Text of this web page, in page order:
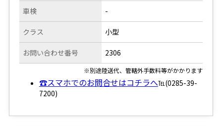
車検
クラス
お問い合わせ番号
-
小型
2306
※別途陸送代、管轄外手数料等がかかります
☎スマホでのお問合せはコチラへ℡(0285-39-
7200)